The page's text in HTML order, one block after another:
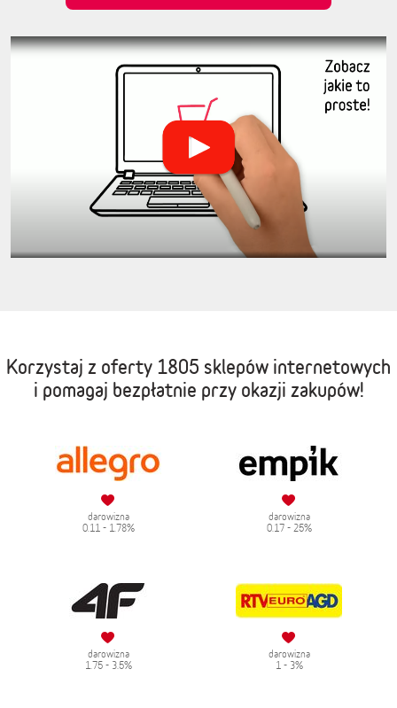
Korzystaj z oferty 1805 sklepów internetowych
i pomagaj bezpłatnie przy okazji zakupów!
darowizna
0.11 - 1.78%
darowizna
0.17 - 25%
darowizna
1.75 - 3.5%
darowizna
1 - 3%